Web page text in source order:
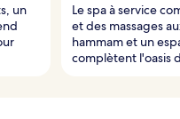
un
Le spa à service
et des massages
hammam et un
complètent l'oasis